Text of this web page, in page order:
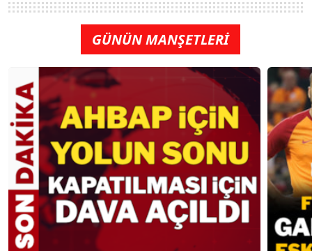
GÜNÜN MANŞETLERİ